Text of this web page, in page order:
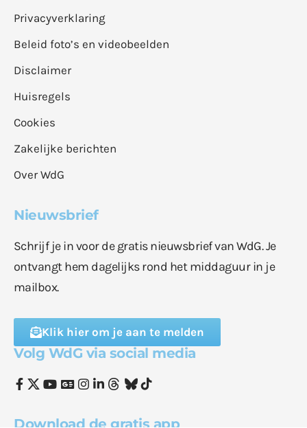
Privacyverklaring
Beleid foto’s en videobeelden
Disclaimer
Huisregels
Cookies
Zakelijke berichten
Over WdG
Nieuwsbrief
Schrijf je in voor de gratis nieuwsbrief van WdG. Je
ontvangt hem dagelijks rond het middaguur in je
mailbox.
Klik hier om je aan te melden
Volg WdG via social media
Download de gratis app